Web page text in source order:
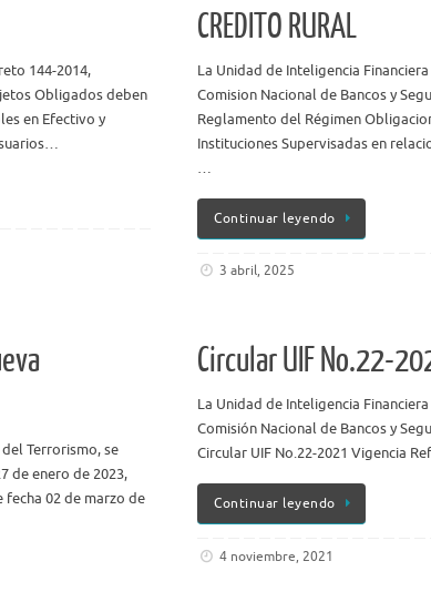
144-2014,
Obligados deben
en Efectivo y
CREDITO RURAL
La Unidad de Inteligencia
Comision Nacional de Bancos y
Reglamento del Régimen
Instituciones Supervisadas en
…
Continuar leyendo
3 abril, 2025
Terrorismo, se
de enero de 2023,
fecha 02 de marzo de
Circular UIF No.22-
La Unidad de Inteligencia
Comisión Nacional de Bancos y
Circular UIF No.22-2021 Vigencia
Continuar leyendo
4 noviembre, 2021